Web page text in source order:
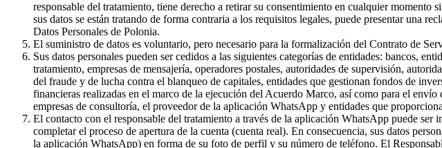
responsable del tratamiento, tiene derecho a retirar su consentimiento en cualquier
sus datos se están tratando de forma contraria a los requisitos legales, puede presentar una
Datos Personales de Polonia.
El suministro de datos es voluntario, pero necesario para la formalización del Contrato de
Sus datos personales pueden ser cedidos a las siguientes categorías de entidades: bancos,
tratamiento, empresas de mensajería, operadores postales, autoridades de supervisión,
del fraude y de lucha contra el blanqueo de capitales, entidades que gestionan fondos de
financieras realizadas en el marco de la ejecución del Acuerdo Marco, así como para el
empresas de consultoría, el proveedor de la aplicación WhatsApp y entidades que
El contacto con el responsable del tratamiento a través de la aplicación WhatsApp puede
completar el proceso de apertura de la cuenta (cuenta real). En consecuencia, sus datos
la aplicación WhatsApp) en forma de su foto de perfil y su número de teléfono. El